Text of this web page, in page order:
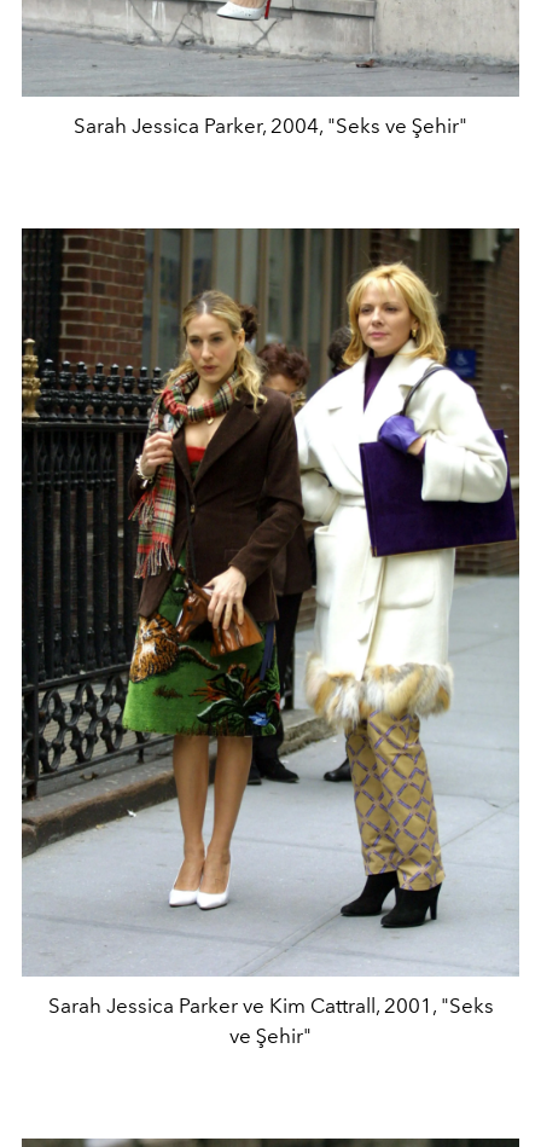
Sarah Jessica Parker, 2004, "Seks ve Şehir"
Sarah Jessica Parker ve Kim Cattrall, 2001, "Seks
ve Şehir"